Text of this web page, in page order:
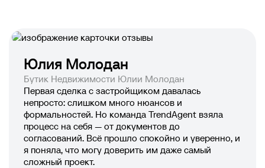
Юлия Молодан
Бутик Недвижимости Юлии Молодан
Первая сделка с застройщиком давалась
непросто: слишком много нюансов и
формальностей. Но команда TrendAgent взяла
процесс на себя — от документов до
согласований. Всё прошло спокойно и уверенно, и
я поняла, что могу доверить им даже самый
сложный проект.